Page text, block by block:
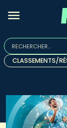
Rechercher :
Quand les
CLASSEMENTS/